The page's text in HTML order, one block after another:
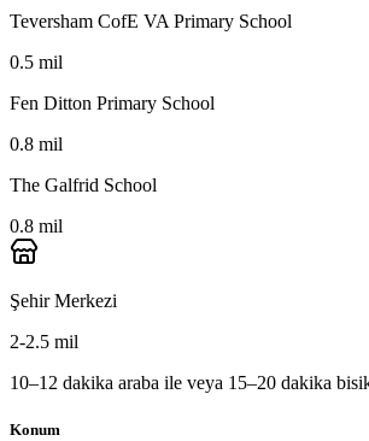
Teversham CofE VA Primary School
0.5 mil
Fen Ditton Primary School
0.8 mil
The Galfrid School
0.8 mil
Şehir Merkezi
2-2.5 mil
10–12 dakika araba ile veya 15–20 dakika
Konum